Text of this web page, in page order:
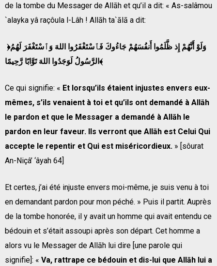
de la tombe du Messager de Allāh et qu’il a dit: « As-salâmou
`alayka yâ raçôula l-Lâh ! Allāh ta`ālā a dit:
﴿وَلَوْ أَنَّهُمْ إِذ ظَّلَمُوا أَنفُسَهُمْ جَاءُوكَ فَٱسْتَغْفَرُوا اللهَ وَٱسْتَغْفَرَ لَهُمُ
الرَّسُولُ لَوَجَدُوا اللهَ تَوَّابًا رَّحِيمًا﴾
Ce qui signifie: « Et lorsqu’ils étaient injustes envers eux-
mêmes, s’ils venaient à toi et qu’ils ont demandé à Allāh
le pardon et que le Messager a demandé à Allāh le
pardon en leur faveur. Ils verront que Allāh est Celui Qui
accepte le repentir et Qui est miséricordieux. » [sôurat
An-Niçâ’ ‘âyah 64]
Et certes, j’ai été injuste envers moi-même, je suis venu à toi
en demandant pardon pour mon péché. » Puis il partit. Auprès
de la tombe honorée, il y avait un homme qui avait entendu ce
bédouin et s’était assoupi après son départ. Cet homme a
alors vu le Messager de Allāh lui dire [une parole qui
signifie]: « Va, rattrape ce bédouin et dis-lui que Allāh lui a